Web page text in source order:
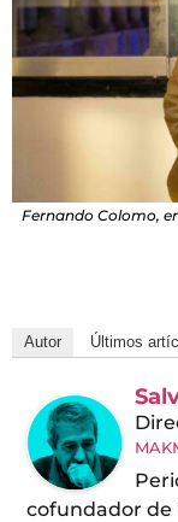
Fernando Colomo,
Autor Últimos
cofundador de